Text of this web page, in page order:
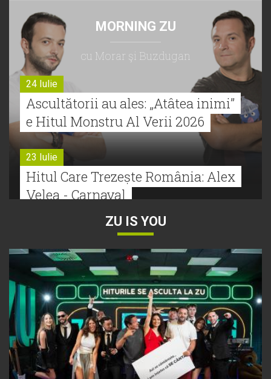
MORNING ZU
cu Morar şi Buzdugan
24 Iulie
Ascultătorii au ales: „Atâtea inimi”
e Hitul Monstru Al Verii 2026
23 Iulie
Hitul Care Trezește România: Alex
Velea - Carnaval
Bătălie strânsă la Hitul Monstru Al
Verii: Cabron versus Faydee
21 Iulie
Dă volumul mai tare! Cabron vine
cu Hitul Monstru al Verii
ZU IS YOU